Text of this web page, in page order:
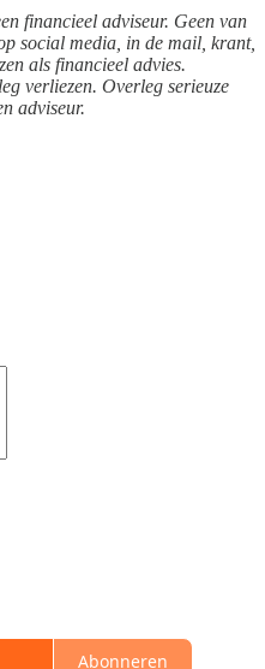
financieel adviseur. Geen van
social media, in de mail, krant,
als financieel advies.
verliezen. Overleg serieuze
adviseur.
Abonneren